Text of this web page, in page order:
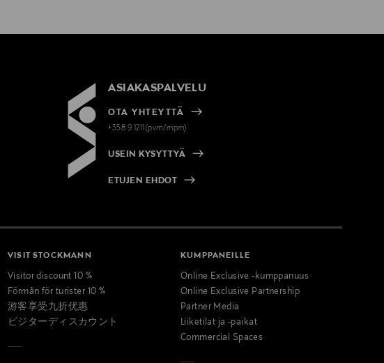
ASIAKASPALVELU
OTA YHTEYTTÄ
+358 9 1211(pvm/mpm)
USEIN KYSYTTYÄ
ETUJEN EHDOT
VISIT STOCKMANN
Visitor discount 10 %
Förmån för turister 10 %
游客享受九折优惠
ビジターディスカウント
KUMPPANEILLE
Online Exclusive -kumppanuus
Online Exclusive Partnership
Partner Media
Liiketilat ja -paikat
Commercial Spaces